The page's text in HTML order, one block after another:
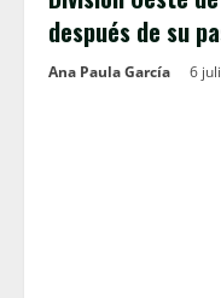
después de su
Ana Paula García 6